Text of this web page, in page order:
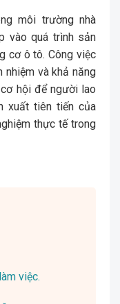
môi trường nhà
vào quá trình sản
cơ ô tô. Công việc
và khả năng
hội để người lao
xuất tiên tiến của
thực tế trong
việc.